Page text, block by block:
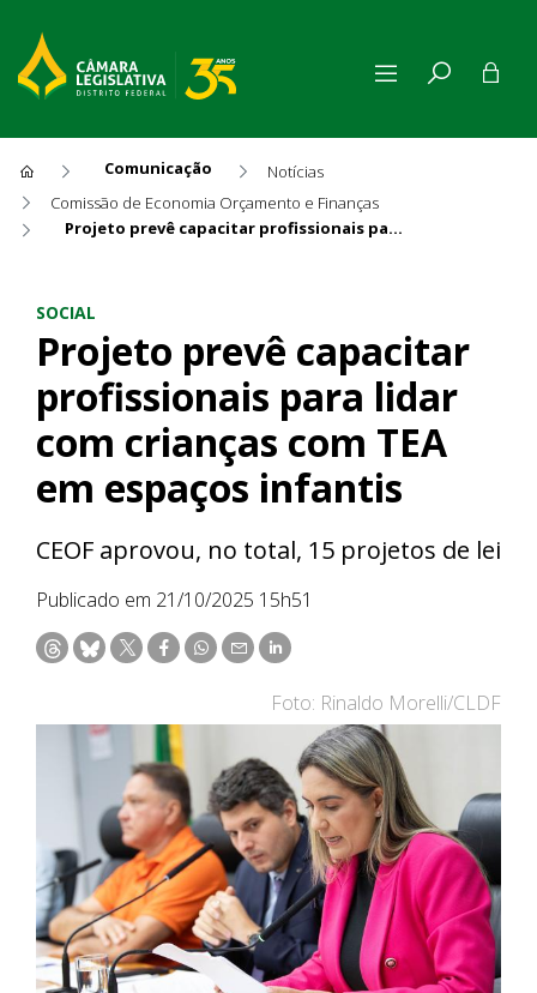
Comunicação
Notícias
Comissão de Economia Orçamento e Finanças
Projeto prevê capacitar profissionais para lidar com crianças com TEA em espaços infantis
SOCIAL
Projeto prevê capacitar
profissionais para lidar
com crianças com TEA
em espaços infantis
CEOF aprovou, no total, 15 projetos de lei
Publicado em 21/10/2025 15h51
Foto: Rinaldo Morelli/CLDF